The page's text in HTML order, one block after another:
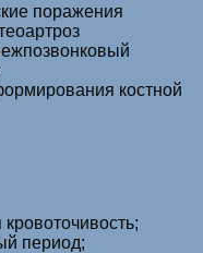
поражения
костной
период;